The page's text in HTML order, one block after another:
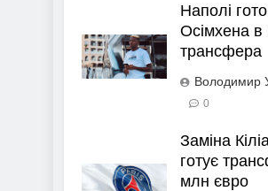
Наполі
Осімхена
трансфера
Володимир
0
Заміна
готує
млн євро